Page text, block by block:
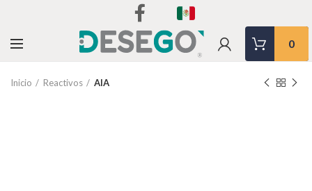
0
Inicio Reactivos AIA